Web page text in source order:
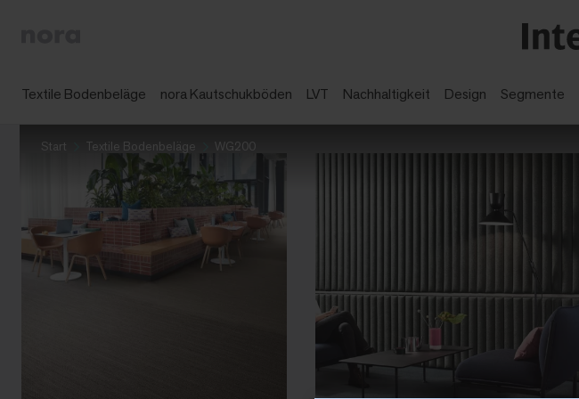
Textile Bodenbeläge nora Kautschukböden LVT Nachhaltigkeit Design Segmente
Start Textile Bodenbeläge WG200